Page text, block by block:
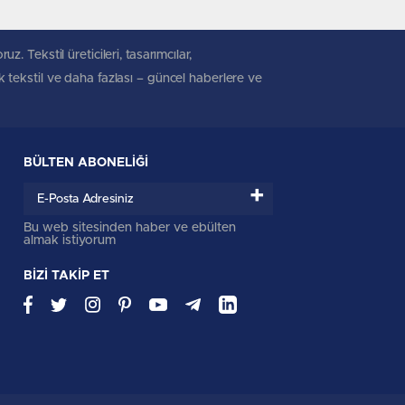
Tekstil üreticileri, tasarımcılar,
tekstil ve daha fazlası – güncel haberlere ve
BÜLTEN ABONELİĞİ
+
Bu web sitesinden haber ve ebülten
almak istiyorum
BİZİ TAKİP ET